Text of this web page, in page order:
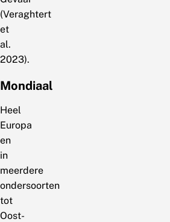
(Veraghtert
et
al.
2023).
Mondiaal
Heel
Europa
en
in
meerdere
ondersoorten
tot
Oost-